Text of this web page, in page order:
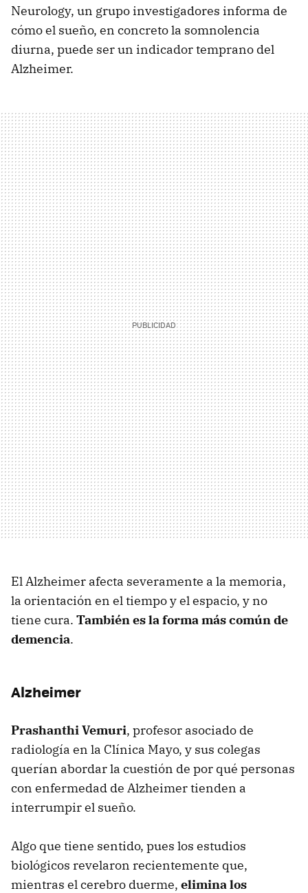
Neurology, un grupo investigadores informa de
cómo el sueño, en concreto la somnolencia
diurna, puede ser un indicador temprano del
Alzheimer.
El Alzheimer afecta severamente a la memoria,
la orientación en el tiempo y el espacio, y no
tiene cura. También es la forma más común de
demencia.
Alzheimer
Prashanthi Vemuri, profesor asociado de
radiología en la Clínica Mayo, y sus colegas
querían abordar la cuestión de por qué personas
con enfermedad de Alzheimer tienden a
interrumpir el sueño.
Algo que tiene sentido, pues los estudios
biológicos revelaron recientemente que,
mientras el cerebro duerme, elimina los